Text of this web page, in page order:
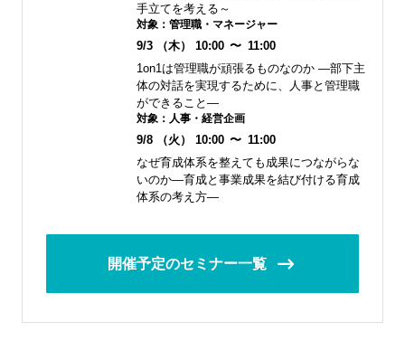
手立てを考える～
対象： 管理職・マネージャー
9/3 （木） 10:00 〜 11:00
1on1は管理職が頑張るものなのか ―部下主
体の対話を実現するために、人事と管理職
ができること―
対象： 人事・経営企画
9/8 （火） 10:00 〜 11:00
なぜ育成体系を整えても成果につながらな
いのか―育成と事業成果を結び付ける育成
体系の考え方―
開催予定のセミナー一覧